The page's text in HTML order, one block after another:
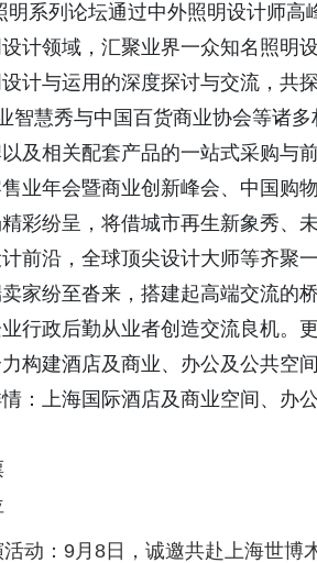
明系列论坛通过中外照明设计师
计领域，汇聚业界一众知名照明
计与运用的深度探讨与交流，共
智慧秀与中国百货商业协会等诸
及相关配套产品的一站式采购与
业年会暨商业创新峰会、中国购
彩纷呈，将借城市再生新象秀、
前沿，全球顶尖设计大师等齐聚
家纷至沓来，搭建起高端交流的
行政后勤从业者创造交流良机。
构建酒店及商业、办公及公共空
：上海国际酒店及商业空间、办
动：9月8日，诚邀共赴上海世博